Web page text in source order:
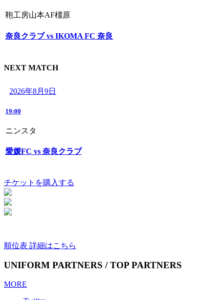
鞄工房山本AF橿原
奈良クラブ vs IKOMA FC 奈良
NEXT MATCH
2026年8月9日
19:00
ニンスタ
愛媛FC vs 奈良クラブ
チケットを購入する
順位表 詳細はこちら
UNIFORM PARTNERS / TOP PARTNERS
MORE